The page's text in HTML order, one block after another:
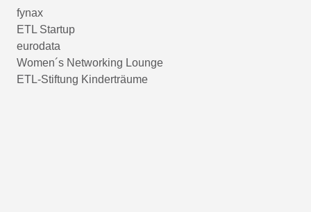
fynax
ETL Startup
eurodata
Women´s Networking Lounge
ETL-Stiftung Kinderträume